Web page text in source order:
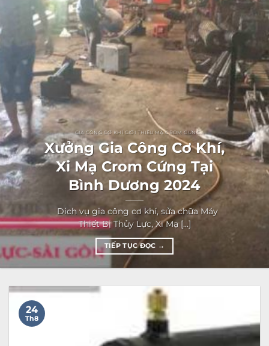
GIA CÔNG CƠ KHÍ GIỚI THIỆU MẠ CROM CỨNG
Xưởng Gia Công Cơ Khí,
Xi Mạ Crom Cứng Tại
Bình Dương 2024
Dich vụ gia công cơ khí, sửa chữa Máy
Thiết Bị Thủy Lực, Xi Mạ [...]
TIẾP TỤC ĐỌC →
24
Th8